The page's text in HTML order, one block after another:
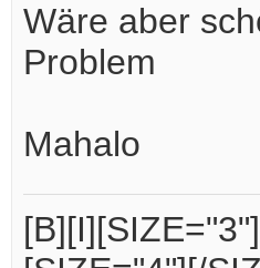
Wäre aber
Problem
Mahalo